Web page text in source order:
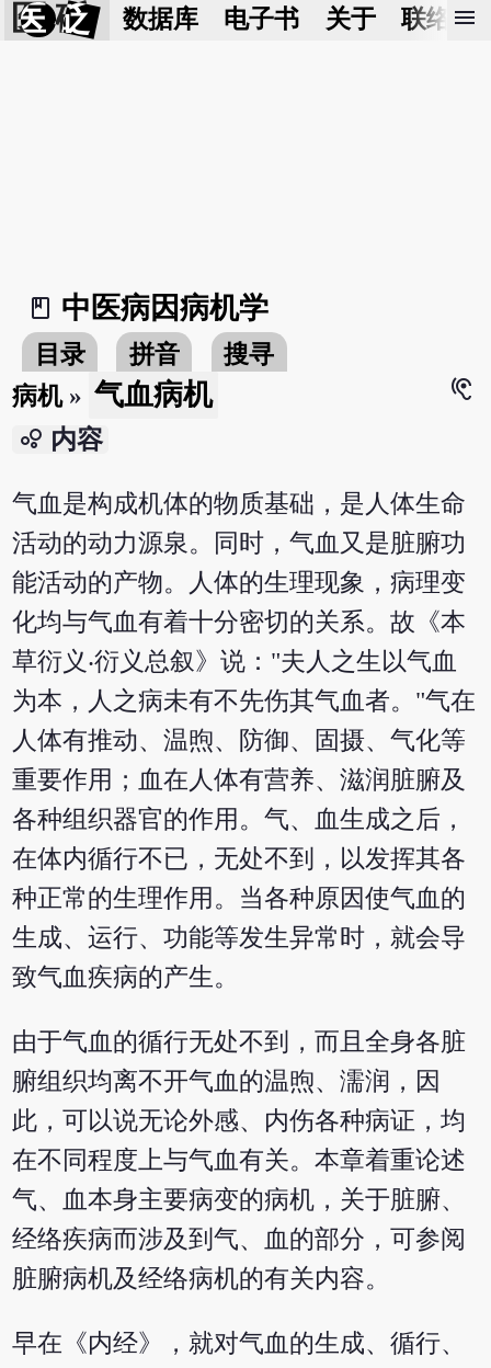
医 砭 数据库 电子书 关于 联络我
menu
book_2
中医病因病机学
目录 拼音
搜寻
病机» 气血病机
hearing
bubble_chart 内容
气血是构成机体的物质基础，是人体生命
活动的动力源泉。同时，气血又是脏腑功
能活动的产物。人体的生理现象，病理变
化均与气血有着十分密切的关系。故《本
草衍义‧衍义总叙》说："夫人之生以气血
为本，人之病未有不先伤其气血者。"气在
人体有推动、温煦、防御、固摄、气化等
重要作用；血在人体有营养、滋润脏腑及
各种组织器官的作用。气、血生成之后，
在体内循行不已，无处不到，以发挥其各
种正常的生理作用。当各种原因使气血的
生成、运行、功能等发生异常时，就会导
致气血疾病的产生。
由于气血的循行无处不到，而且全身各脏
腑组织均离不开气血的温煦、濡润，因
此，可以说无论外感、内伤各种病证，均
在不同程度上与气血有关。本章着重论述
气、血本身主要病变的病机，关于脏腑、
经络疾病而涉及到气、血的部分，可参阅
脏腑病机及经络病机的有关内容。
早在《内经》，就对气血的生成、循行、